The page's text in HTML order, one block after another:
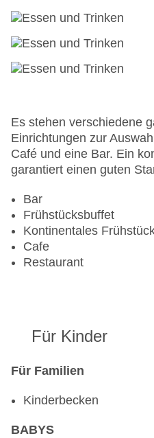
WLAN/WiFi im Hotel
Lift
Anzahl der Aufzüge: 2
Sonnenterrasse
Gesamtanzahl der
Gesamtanzahl der
Pools:Kinderbecken,
Zahlungsarten:
Mastercard, Visa
Landeskategorie: 4
Es stehen verschiedene
Einrichtungen zur
Café und eine Bar. Ein
garantiert einen guten
Bar
Frühstücksbuffet
Kontinentales
Cafe
Restaurant
Für Kinder
Für Familien
Kinderbecken
BABYS